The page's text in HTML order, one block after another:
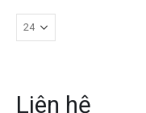
Liên hệ